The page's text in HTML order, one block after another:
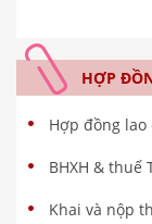
HỢP
Hợp đồng lao
BHXH & thuế
Khai và nộp